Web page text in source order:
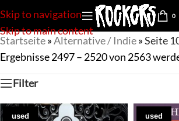
Skip to navigation
Skip to main content
0
Startseite»Alternative / Indie»Seite
Ergebnisse 2497 – 2520 von 2563
Filter
used used